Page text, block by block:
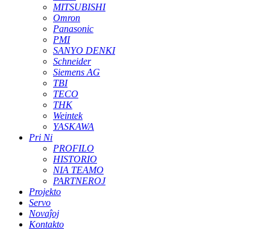
MITSUBISHI
Omron
Panasonic
PMI
SANYO DENKI
Schneider
Siemens AG
TBI
TECO
THK
Weintek
YASKAWA
Pri Ni
PROFILO
HISTORIO
NIA TEAMO
PARTNEROJ
Projekto
Servo
Novaĵoj
Kontakto